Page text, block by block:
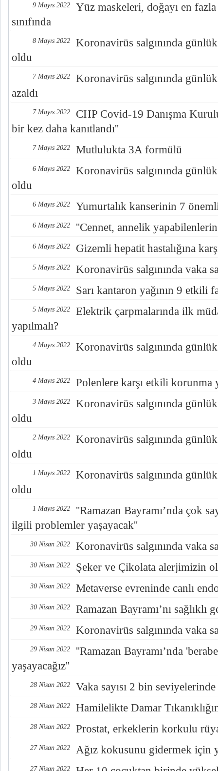
9 Mayıs 2022
Yüz maskeleri, doğayı en
sınıfında
8 Mayıs 2022
Koronavirüs salgınında
oldu
7 Mayıs 2022
Koronavirüs salgınında
azaldı
7 Mayıs 2022
CHP Covid-19 Danışma
bir kez daha kanıtlandı''
7 Mayıs 2022 Mutlulukta 3A formülü
6 Mayıs 2022
Koronavirüs salgınında
oldu
6 Mayıs 2022 Yumurtalık kanserinin 7
6 Mayıs 2022 ''Cennet, annelik yapabilenlerin
6 Mayıs 2022 Gizemli hepatit hastalığına
5 Mayıs 2022 Koronavirüs salgınında vaka
5 Mayıs 2022 Sarı kantaron yağının 9 etkili
5 Mayıs 2022
Elektrik çarpmalarında ilk
yapılmalı?
4 Mayıs 2022
Koronavirüs salgınında
oldu
4 Mayıs 2022 Polenlere karşı etkili korunma
3 Mayıs 2022
Koronavirüs salgınında
oldu
2 Mayıs 2022
Koronavirüs salgınında
oldu
1 Mayıs 2022
Koronavirüs salgınında
oldu
1 Mayıs 2022
''Ramazan Bayramı’nda çok
ilgili problemler yaşayacak''
30 Nisan 2022 Koronavirüs salgınında vaka
30 Nisan 2022 Şeker ve Çikolata alerjimizin
30 Nisan 2022 Metaverse evreninde canlı
30 Nisan 2022 Ramazan Bayramı’nı
29 Nisan 2022 Koronavirüs salgınında vaka
29 Nisan 2022
''Ramazan Bayramı’nda
yaşayacağız''
28 Nisan 2022 Vaka sayısı 2 bin seviyelerinde
28 Nisan 2022 Hamilelikte Damar
28 Nisan 2022 Prostat, erkeklerin korkulu
27 Nisan 2022 Ağız kokusunu gidermek için
27 Nisan 2022